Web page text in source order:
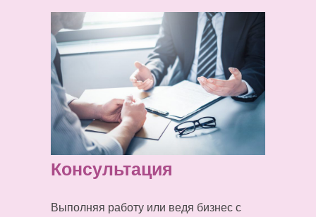
Консультация
Выполняя работу или ведя бизнес с